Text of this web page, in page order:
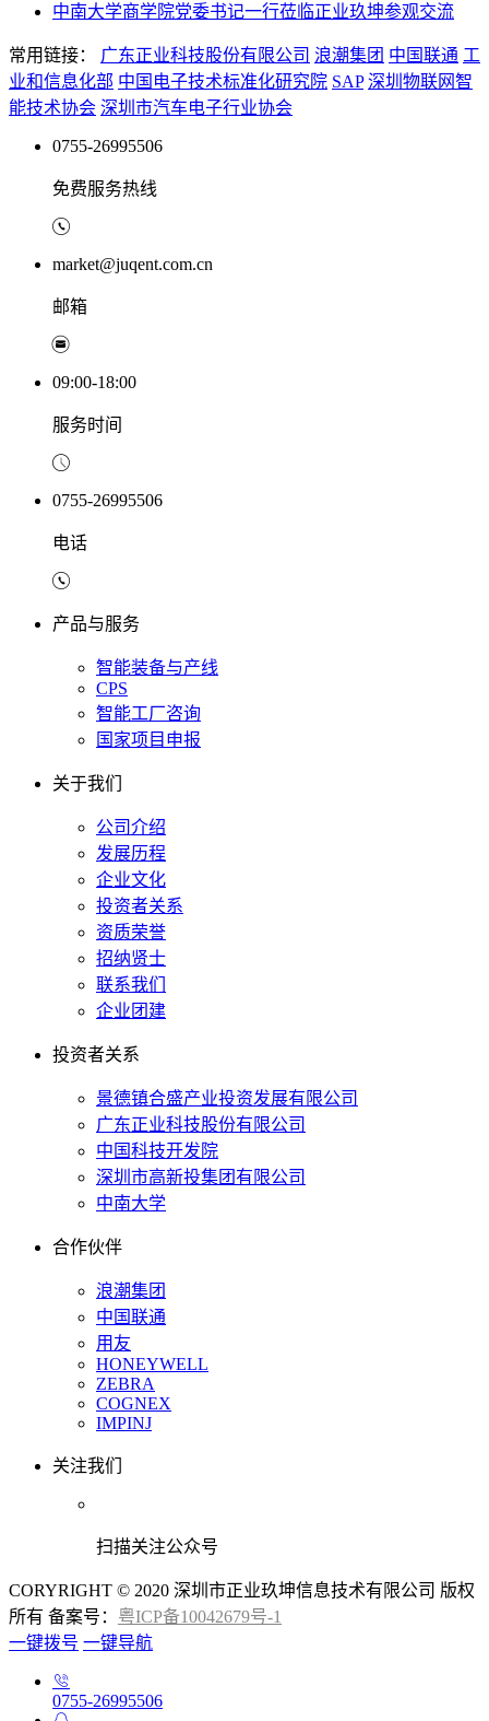
中南大学商学院党委书记一行莅临正业玖坤参观交流
常用链接： 广东正业科技股份有限公司 浪潮集团 中国联通 工
业和信息化部 中国电子技术标准化研究院 SAP 深圳物联网智
能技术协会 深圳市汽车电子行业协会
0755-26995506
免费服务热线
market@juqent.com.cn
邮箱
09:00-18:00
服务时间
0755-26995506
电话
产品与服务
智能装备与产线
CPS
智能工厂咨询
国家项目申报
关于我们
公司介绍
发展历程
企业文化
投资者关系
资质荣誉
招纳贤士
联系我们
企业团建
投资者关系
景德镇合盛产业投资发展有限公司
广东正业科技股份有限公司
中国科技开发院
深圳市高新投集团有限公司
中南大学
合作伙伴
浪潮集团
中国联通
用友
HONEYWELL
ZEBRA
COGNEX
IMPINJ
关注我们
扫描关注公众号
CORYRIGHT © 2020 深圳市正业玖坤信息技术有限公司 版权
所有 备案号： 粤ICP备10042679号-1
一键拨号 一键导航
0755-26995506